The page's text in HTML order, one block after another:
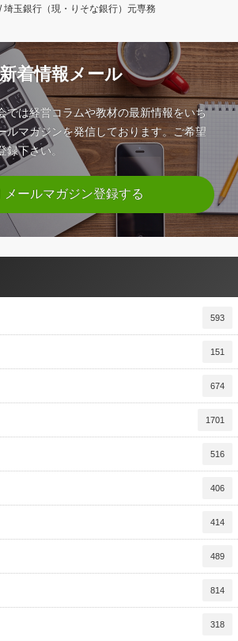
埼玉銀行（現・りそな銀行）元専務
新着情報メール
では経営コラムや教材の最新情報をいち
ルマガジンを発信しております。ご希望
下さい。
メールマガジン登録する
593
151
674
1701
516
406
414
489
814
318